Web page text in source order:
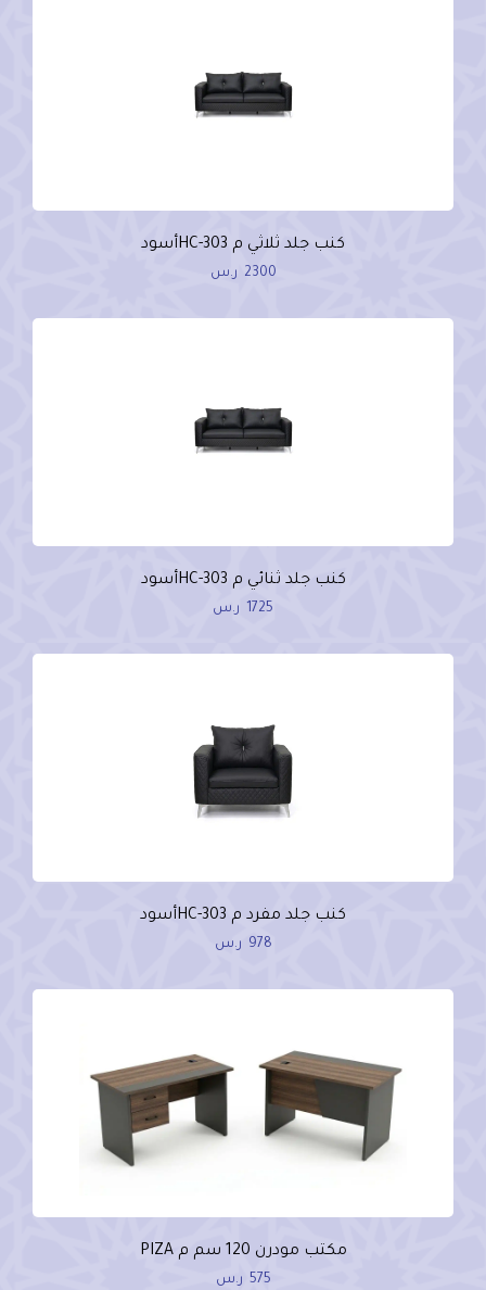
كنب جلد ثلاثي م HC-303أسود
2300 ر.س
كنب جلد ثنائي م HC-303أسود
1725 ر.س
كنب جلد مفرد م HC-303أسود
978 ر.س
مكتب مودرن 120 سم م PIZA
575 ر.س